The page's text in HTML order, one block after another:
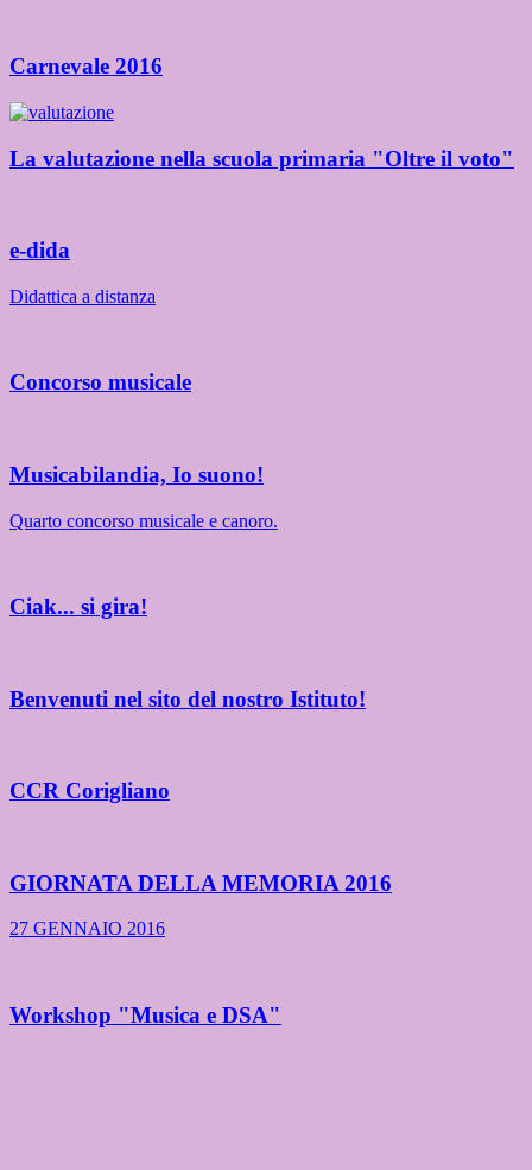
Carnevale 2016
La valutazione nella scuola primaria "Oltre il voto"
e-dida
Didattica a distanza
Concorso musicale
Musicabilandia, Io suono!
Quarto concorso musicale e canoro.
Ciak... si gira!
Benvenuti nel sito del nostro Istituto!
CCR Corigliano
GIORNATA DELLA MEMORIA 2016
27 GENNAIO 2016
Workshop "Musica e DSA"